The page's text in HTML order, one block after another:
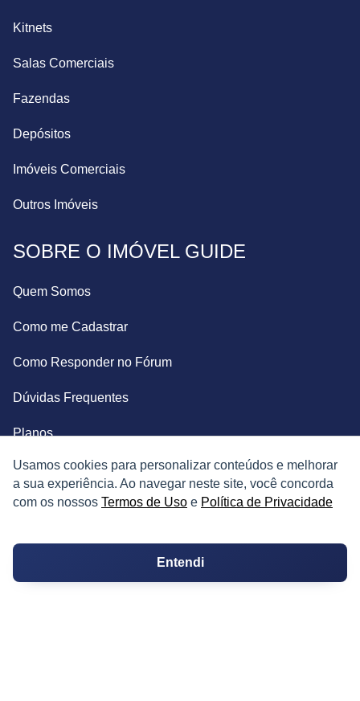
Usamos cookies para personalizar conteúdos e melhorar
a sua experiência. Ao navegar neste site, você concorda
com os nossos Termos de Uso e Política de Privacidade
Entendi
Kitnets
Salas Comerciais
Fazendas
Depósitos
Imóveis Comerciais
Outros Imóveis
SOBRE O IMÓVEL GUIDE
Quem Somos
Como me Cadastrar
Como Responder no Fórum
Dúvidas Frequentes
Planos
Mapa do Site